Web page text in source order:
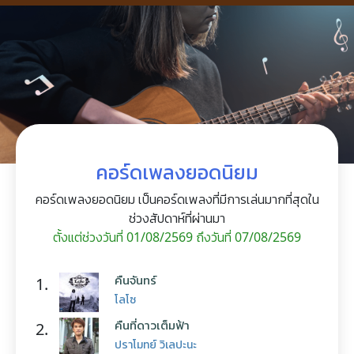
คอร์ดเพลงยอดนิยม
คอร์ดเพลงยอดนิยม เป็นคอร์ดเพลงที่มีการเล่นมากที่สุดใน
ช่วงสัปดาห์ที่ผ่านมา
ตั้งแต่ช่วงวันที่ 01/08/2569 ถึงวันที่ 07/08/2569
1. คืนจันทร์
โลโซ
2. คืนที่ดาวเต็มฟ้า
ปราโมทย์ วิเลปะนะ